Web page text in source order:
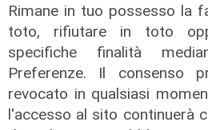
Rimane in tuo possesso la
toto, rifiutare in toto
specifiche finalità
Preferenze. Il consenso
revocato in qualsiasi
l'accesso al sito continuerà